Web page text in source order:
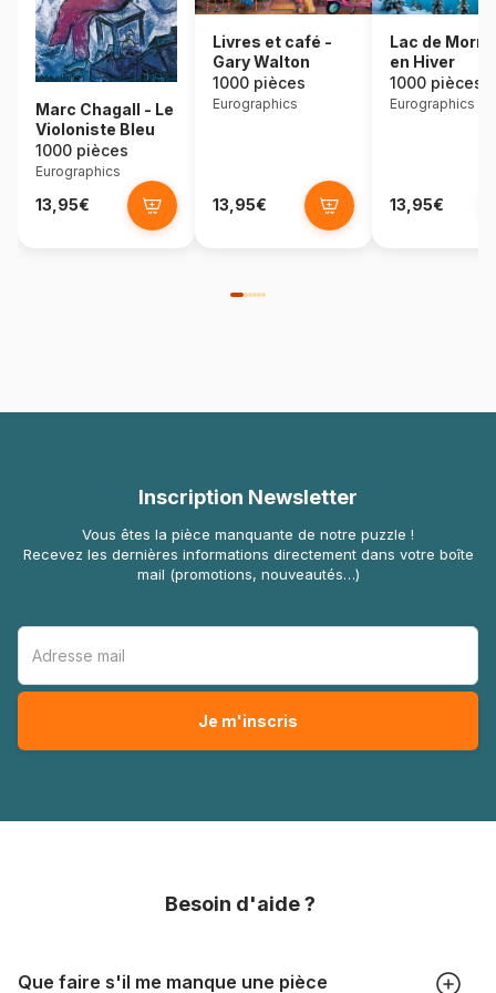
Marc Chagall - Le
Violoniste Bleu
1000 pièces
Eurographics
13,95€
Livres et café -
Gary Walton
1000 pièces
Eurographics
13,95€
Lac de
en Hiver
1000 pièces
Eurographics
13,95€
Inscription Newsletter
Vous êtes la pièce manquante de notre puzzle !
Recevez les dernières informations directement dans votre boîte
mail (promotions, nouveautés…)
Besoin d'aide ?
Que faire s'il me manque une pièce